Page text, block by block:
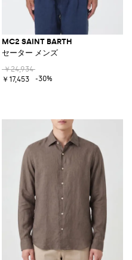
MC2 SAINT BARTH
セーター メンズ
￥24,934
￥17,453
-30%